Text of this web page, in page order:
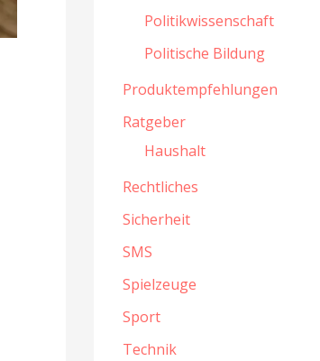
Politikwissenschaft
Politische Bildung
Produktempfehlungen
Ratgeber
Haushalt
Rechtliches
Sicherheit
SMS
Spielzeuge
Sport
Technik